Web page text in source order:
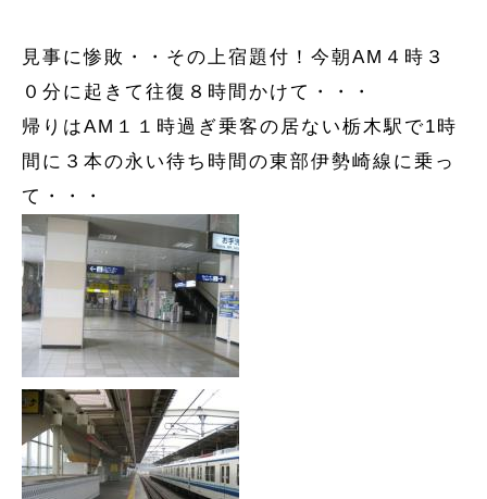
見事に惨敗・・その上宿題付！今朝AM４時３
０分に起きて往復８時間かけて・・・
帰りはAM１１時過ぎ乗客の居ない栃木駅で1時
間に３本の永い待ち時間の東部伊勢崎線に乗っ
て・・・